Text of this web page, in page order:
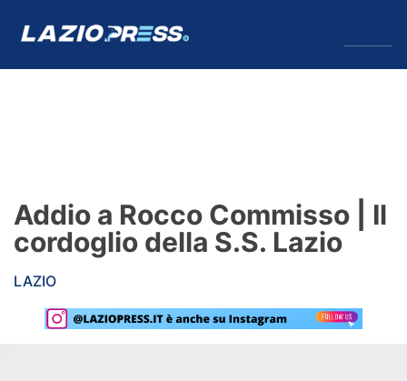
Formello
Infortuni
Primavera
Addio a Rocco Commisso | Il
cordoglio della S.S. Lazio
LAZIO